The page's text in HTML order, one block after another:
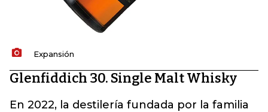
Expansión
Glenfiddich 30. Single Malt Whisky
En 2022, la destilería fundada por la familia